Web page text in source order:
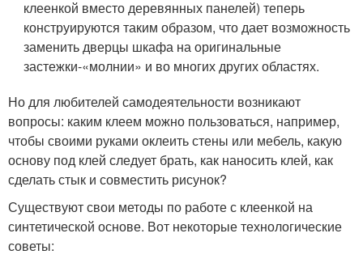
клеенкой вместо деревянных панелей) теперь
конструируются таким образом, что дает возможность
заменить дверцы шкафа на оригинальные
застежки-«молнии» и во многих других областях.
Но для любителей самодеятельности возникают
вопросы: каким клеем можно пользоваться, например,
чтобы своими руками оклеить стены или мебель, какую
основу под клей следует брать, как наносить клей, как
сделать стык и совместить рисунок?
Существуют свои методы по работе с клеенкой на
синтетической основе. Вот некоторые технологические
советы: